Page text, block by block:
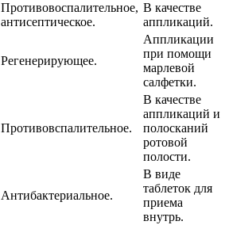
Противовоспалительное,
антисептическое.
В качестве
аппликаций.
Регенерирующее.
Аппликации
при помощи
марлевой
салфетки.
Противовспалительное.
В качестве
аппликаций и
полосканий
ротовой
полости.
Антибактериальное.
В виде
таблеток для
приема
внутрь.